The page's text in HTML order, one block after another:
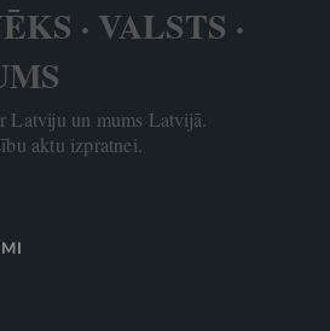
· VALSTS ·
Latviju un mums Latvijā.
aktu izpratnei.